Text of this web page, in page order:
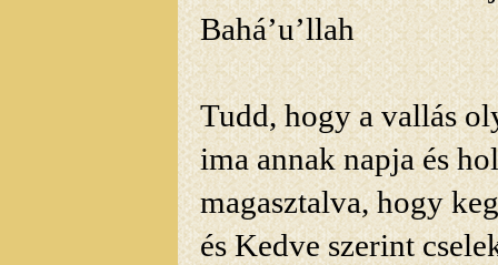
Bahá’u’llah
Tudd, hogy a vallás
ima annak napja és
magasztalva, hogy
ésKedve szerint